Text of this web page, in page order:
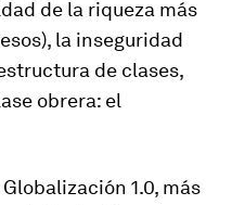
de la riqueza más
la inseguridad
de clases,
obrera: el
1.0, más